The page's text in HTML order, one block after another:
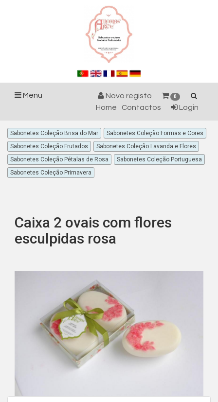
Menu 0
Novo registo
Login
Contactos
Home
Sabonetes Coleção Brisa do Mar
Sabonetes Coleção Formas e Cores
Sabonetes Coleção Frutados
Sabonetes Coleção Lavanda e Flores
Sabonetes Coleção Pétalas de Rosa
Sabonetes Coleção Portuguesa
Sabonetes Coleção Primavera
Caixa 2 ovais com flores
esculpidas rosa